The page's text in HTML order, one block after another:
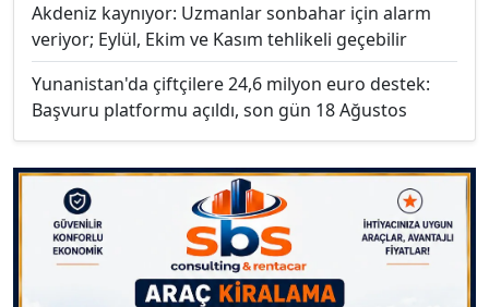
Akdeniz kaynıyor: Uzmanlar sonbahar için alarm
veriyor; Eylül, Ekim ve Kasım tehlikeli geçebilir
Yunanistan'da çiftçilere 24,6 milyon euro destek:
Başvuru platformu açıldı, son gün 18 Ağustos